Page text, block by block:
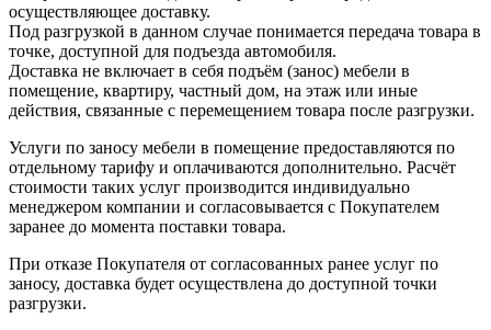
осуществляющее доставку.
Под разгрузкой в данном случае понимается передача товара в
точке, доступной для подъезда автомобиля.
Доставка не включает в себя подъём (занос) мебели в
помещение, квартиру, частный дом, на этаж или иные
действия, связанные с перемещением товара после разгрузки.
Услуги по заносу мебели в помещение предоставляются по
отдельному тарифу и оплачиваются дополнительно. Расчёт
стоимости таких услуг производится индивидуально
менеджером компании и согласовывается с Покупателем
заранее до момента поставки товара.
При отказе Покупателя от согласованных ранее услуг по
заносу, доставка будет осуществлена до доступной точки
разгрузки.